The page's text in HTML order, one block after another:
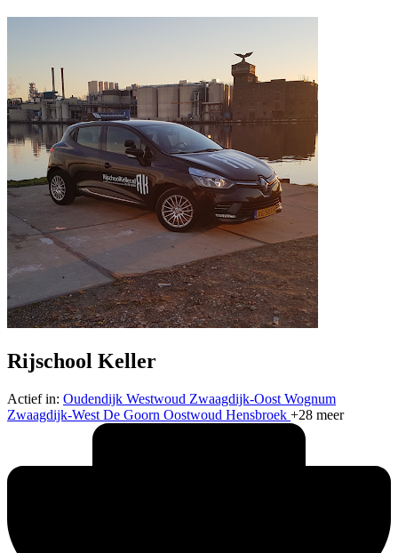
Rijschool Keller
Actief in: Oudendijk Westwoud Zwaagdijk-Oost Wognum
Zwaagdijk-West De Goorn Oostwoud Hensbroek +28 meer